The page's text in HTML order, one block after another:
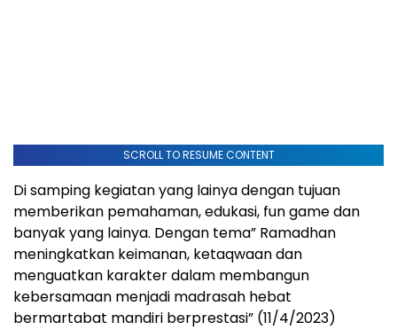
SCROLL TO RESUME CONTENT
Di samping kegiatan yang lainya dengan tujuan
memberikan pemahaman, edukasi, fun game dan
banyak yang lainya. Dengan tema” Ramadhan
meningkatkan keimanan, ketaqwaan dan
menguatkan karakter dalam membangun
kebersamaan menjadi madrasah hebat
bermartabat mandiri berprestasi” (11/4/2023)